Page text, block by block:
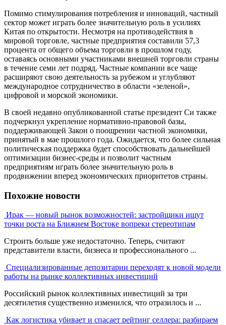
Помимо стимулирования потребления и инноваций, частный
сектор может играть более значительную роль в усилиях
Китая по открытости. Несмотря на противодействия в
мировой торговле, частные предприятия составили 57,3
процента от общего объема торговли в прошлом году,
оставаясь основными участниками внешней торговли страны
в течение семи лет подряд. Частные компании все чаще
расширяют свою деятельность за рубежом и углубляют
международное сотрудничество в области «зеленой»,
цифровой и морской экономики.
В своей недавно опубликованной статье президент Си также
подчеркнул укрепление нормативно-правовой базы,
поддерживающей Закон о поощрении частной экономики,
принятый в мае прошлого года. Ожидается, что более сильная
политическая поддержка будет способствовать дальнейшей
оптимизации бизнес-среды и позволит частным
предприятиям играть более значительную роль в
продвижении вперед экономических приоритетов страны.
Похожие новости
Ирак — новый рынок возможностей: застройщики ищут
точки роста на Ближнем Востоке вопреки стереотипам
Строить больше уже недостаточно. Теперь, считают
представители власти, бизнеса и профессионального ...
Специализированные депозитарии переходят к новой модели
работы на рынке коллективных инвестиций
Российский рынок коллективных инвестиций за три
десятилетия существенно изменился, что отразилось и ...
Как логистика убивает и спасает рейтинг селлера: разбираем